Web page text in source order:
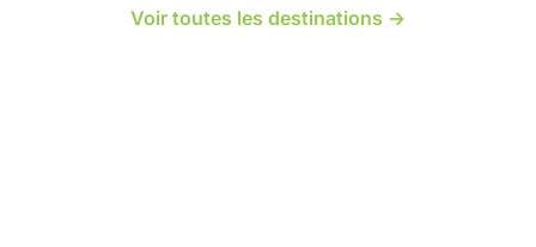
Voir toutes les destinations →